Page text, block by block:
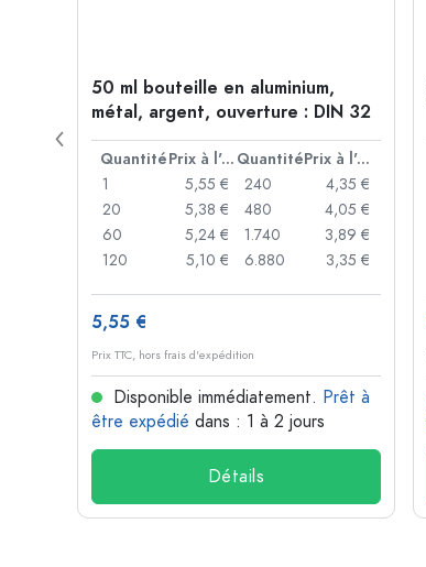
50 ml bouteille en aluminium,
métal, argent, ouverture : DIN 32
Quantité Prix à l'unité Quantité
Prix à l'unité
1
5,55 €
20
5,38 €
60
5,24 €
120
5,10 €
240
4,35 €
480
4,05 €
1.740
3,89 €
6.880
3,35 €
5,55 €
Prix TTC, hors frais d'expédition
Disponible immédiatement. Prêt à
être expédié dans : 1 à 2 jours
Détails